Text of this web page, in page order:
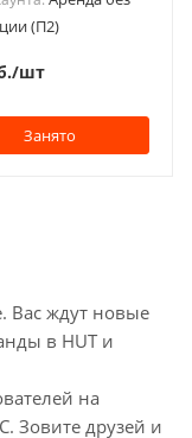
(П2)
/шт
Занято
Вас ждут новые
в HUT и
на
Зовите друзей и